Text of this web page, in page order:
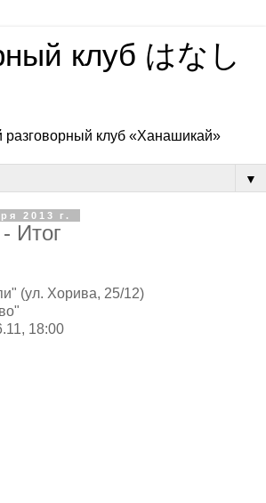
клуб はなし
разговорный клуб «Ханашикай»
▼
2013 г.
Итог
(ул. Хорива, 25/12)
18:00